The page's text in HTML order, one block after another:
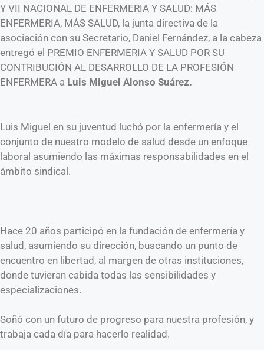
Y VII NACIONAL DE ENFERMERIA Y SALUD: MÁS
ENFERMERIA, MÁS SALUD, la junta directiva de la
asociación con su Secretario, Daniel Fernández, a la cabeza
entregó el PREMIO ENFERMERIA Y SALUD POR SU
CONTRIBUCIÓN AL DESARROLLO DE LA PROFESIÓN
ENFERMERA a Luis Miguel Alonso Suárez.
Luis Miguel en su juventud luchó por la enfermería y el
conjunto de nuestro modelo de salud desde un enfoque
laboral asumiendo las máximas responsabilidades en el
ámbito sindical.
Hace 20 años participó en la fundación de enfermería y
salud, asumiendo su dirección, buscando un punto de
encuentro en libertad, al margen de otras instituciones,
donde tuvieran cabida todas las sensibilidades y
especializaciones.
Soñó con un futuro de progreso para nuestra profesión, y
trabaja cada día para hacerlo realidad.